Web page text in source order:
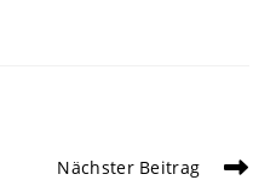
Nächster Beitrag